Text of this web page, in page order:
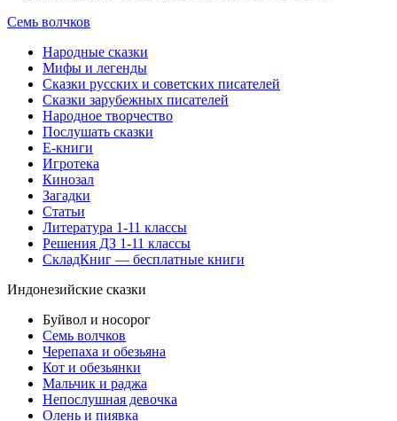
Семь волчков
Народные сказки
Мифы и легенды
Сказки русских и советских писателей
Сказки зарубежных писателей
Народное творчество
Послушать сказки
Е-книги
Игротека
Кинозал
Загадки
Статьи
Литература 1-11 классы
Решения ДЗ 1-11 классы
СкладКниг — бесплатные книги
Индонезийские сказки
Буйвол и носорог
Семь волчков
Черепаха и обезьяна
Кот и обезьянки
Мальчик и раджа
Непослушная девочка
Олень и пиявка